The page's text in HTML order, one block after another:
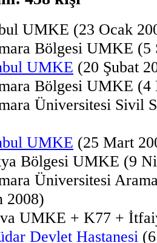
UMKE (23 Ocak
Bölgesi UMKE (5
UMKE (20 Şubat
Bölgesi UMKE (4
Üniversitesi Sivil
UMKE (25 Mart
Bölgesi UMKE (9
Üniversitesi
2008)
UMKE + K77 +
Devlet Hastanesi